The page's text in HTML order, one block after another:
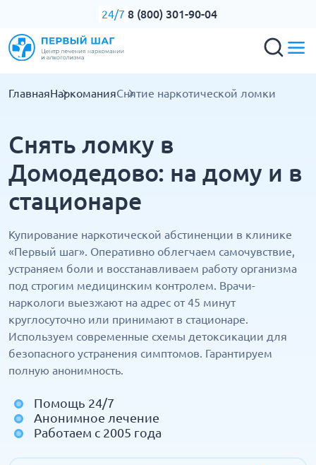
24/7 8 (800) 301-90-04
ГлавнаяНаркоманияСнятие наркотической ломки
Снять ломку в
Домодедово: на дому и в
стационаре
Купирование наркотической абстиненции в клинике
«Первый шаг». Оперативно облегчаем самочувствие,
устраняем боли и восстанавливаем работу организма
под строгим медицинским контролем. Врачи-
наркологи выезжают на адрес от 45 минут
круглосуточно или принимают в стационаре.
Используем современные схемы детоксикации для
безопасного устранения симптомов. Гарантируем
полную анонимность.
Помощь 24/7
Анонимное лечение
Работаем с 2005 года